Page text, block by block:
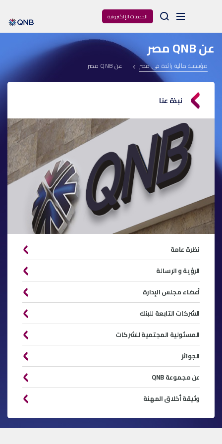
الخدمات الإلكترونية Arama
عن QNB مصر
مؤسسة مالية رائدة فى مصر عن QNB مصر
نبذة عنا
نظرة عامة
الرؤية و الرسالة
أعضاء مجلس الإدارة
الشركات التابعة للبنك
المسئولية المجتمية للشركات
الجوائز
عن مجموعة QNB
وثيقة أخلاق المهنة